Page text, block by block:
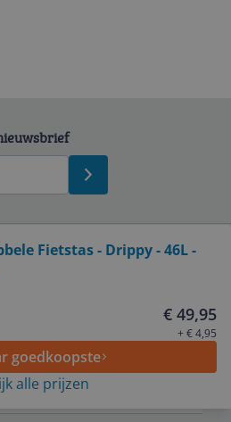
Fietstas - Drippy - 46L -
€ 49,95
+ € 4,95
goedkoopste
alle prijzen